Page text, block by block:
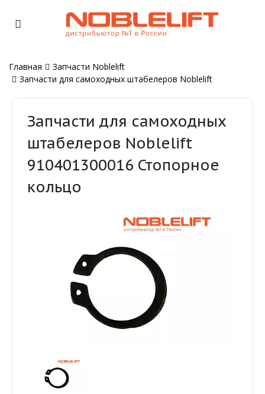
Главная
Запчасти Noblelift
Запчасти для самоходных штабелеров Noblelift
Запчасти для самоходных
штабелеров Noblelift
910401300016 Стопорное
кольцо